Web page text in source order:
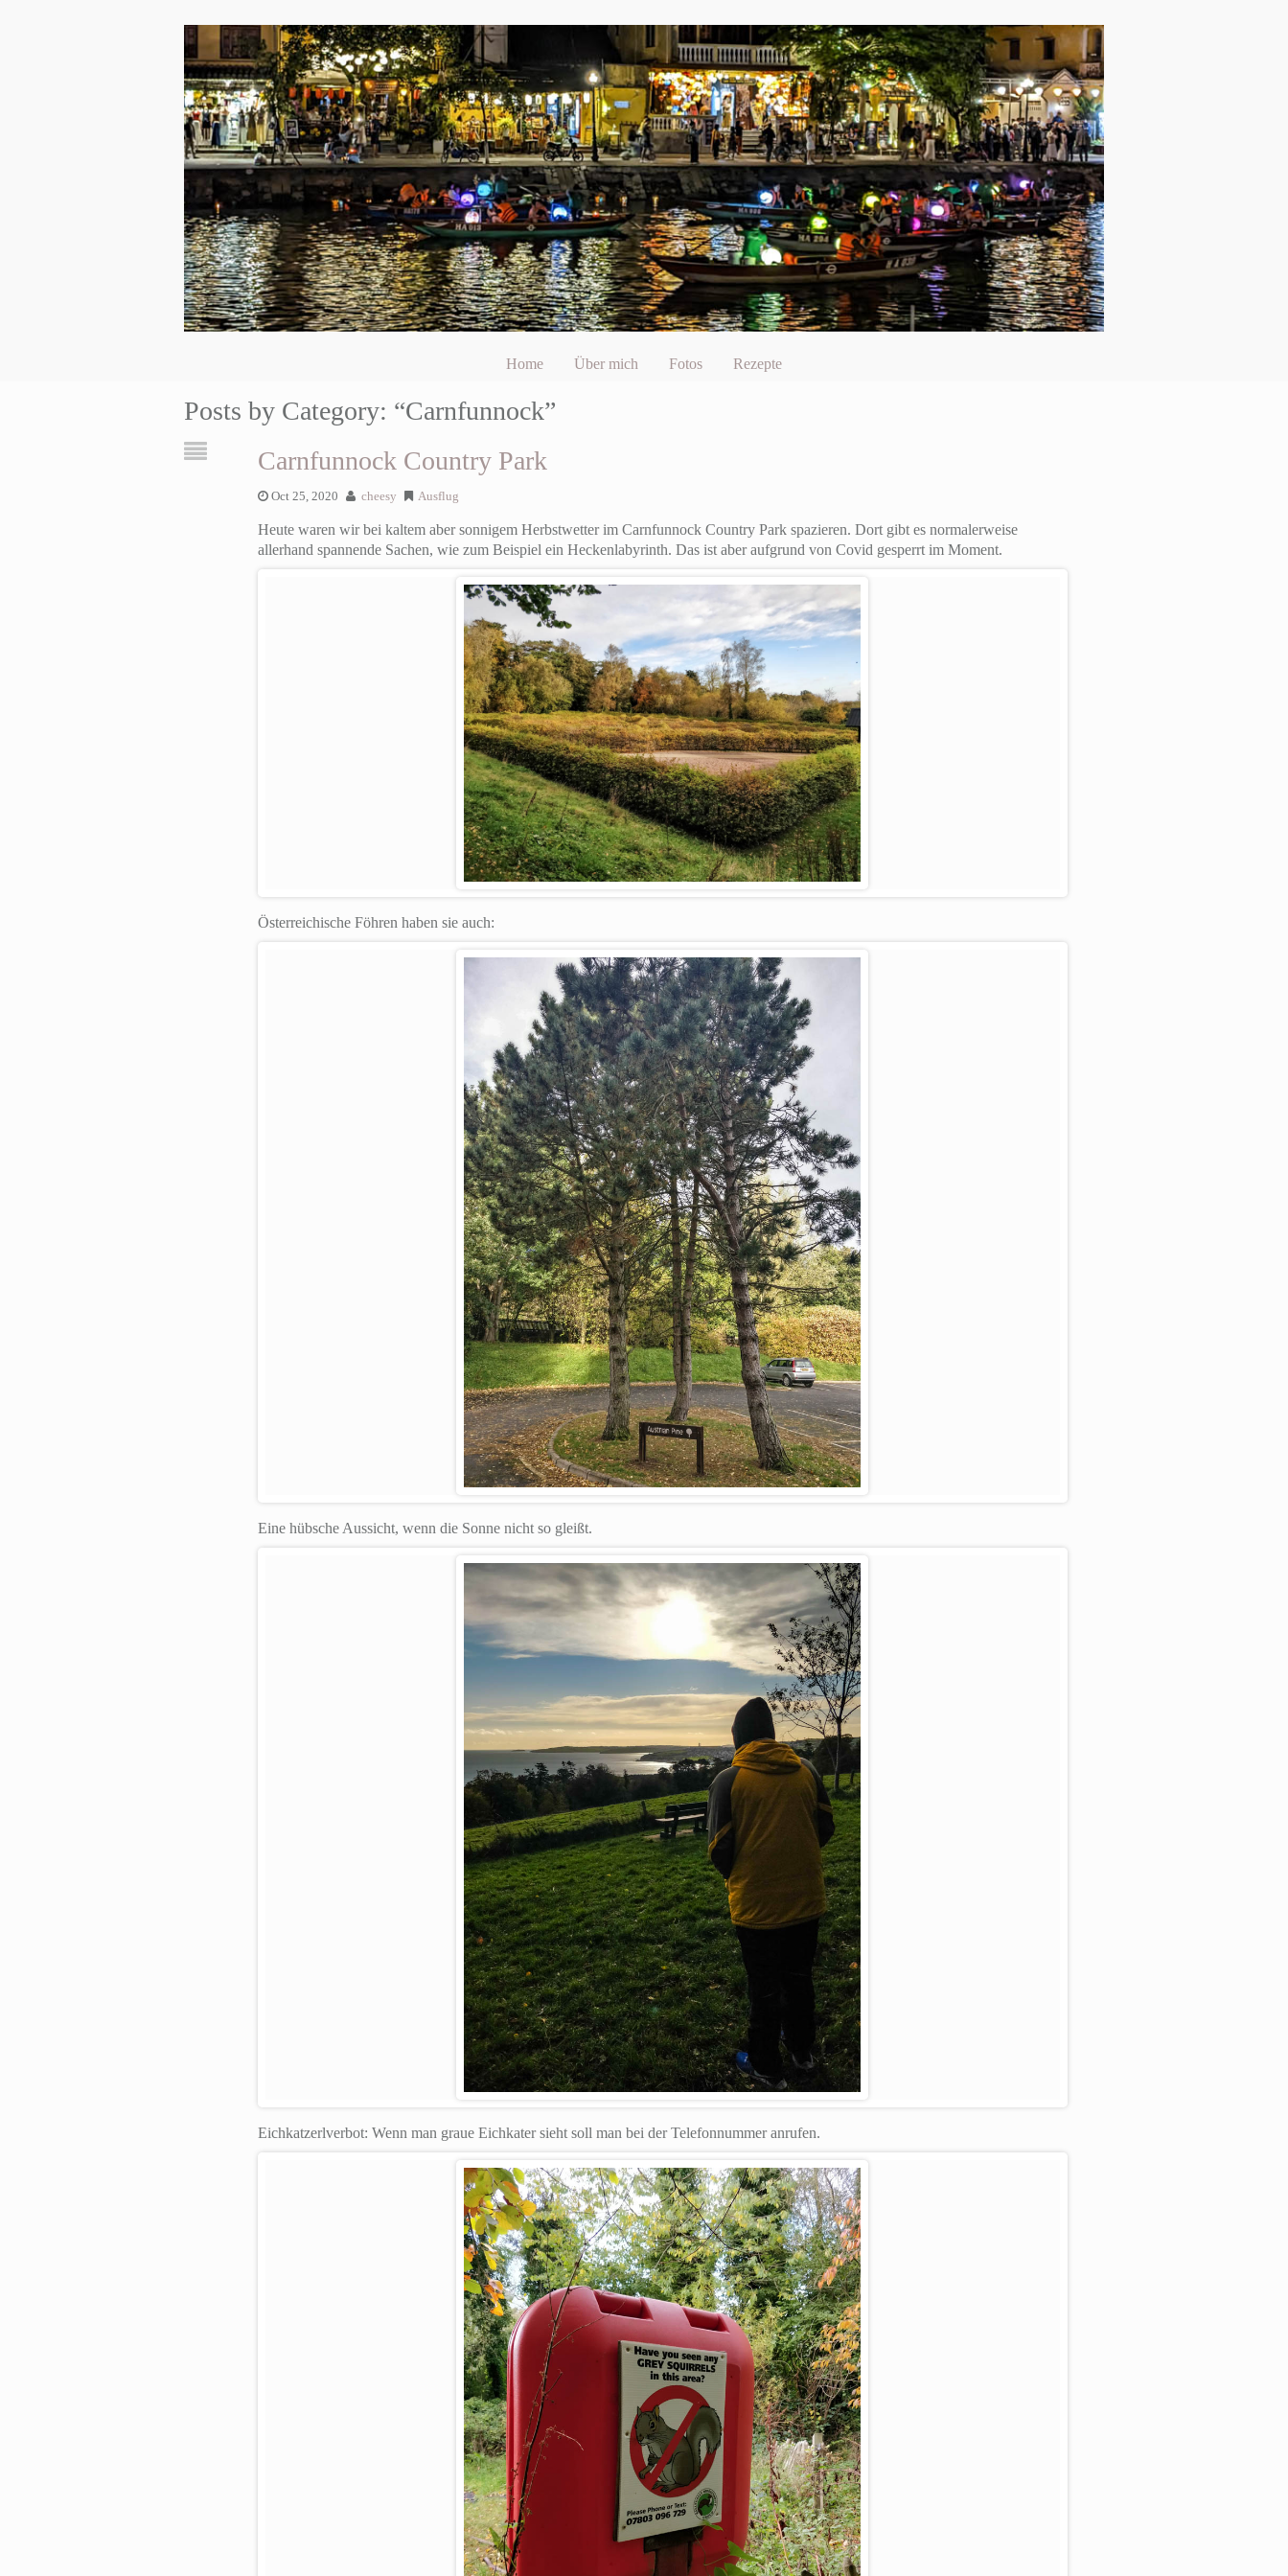
Home Über mich Fotos Rezepte
Posts by Category: “Carnfunnock”
Carnfunnock Country Park
Oct 25, 2020 cheesy Ausflug
Heute waren wir bei kaltem aber sonnigem Herbstwetter im Carnfunnock Country Park spazieren. Dort gibt es normalerweise
allerhand spannende Sachen, wie zum Beispiel ein Heckenlabyrinth. Das ist aber aufgrund von Covid gesperrt im Moment.
Österreichische Föhren haben sie auch:
Eine hübsche Aussicht, wenn die Sonne nicht so gleißt.
Eichkatzerlverbot: Wenn man graue Eichkater sieht soll man bei der Telefonnummer anrufen.